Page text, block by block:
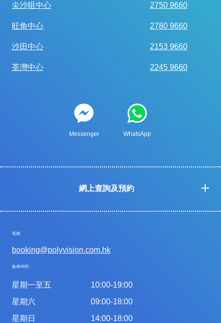
尖沙咀中心 2750 9660
旺角中心 2780 9660
沙田中心 2153 9660
荃灣中心 2245 9660
Messenger WhatsApp
網上查詢及預約
電郵
booking@polyvision.com.hk
服務時間
星期一至五
星期六
星期日
10:00-19:00
09:00-18:00
14:00-18:00